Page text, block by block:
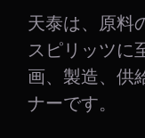
プロジェクト
ブログ
天泰は、原料
スピリッツに
画、製造、供
ナーです。